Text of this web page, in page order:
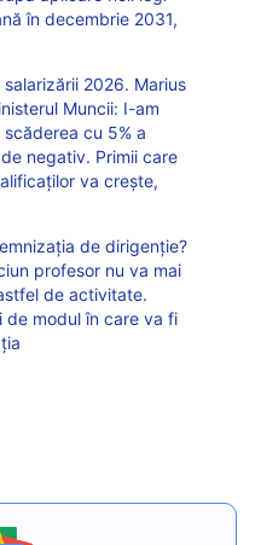
în decembrie 2031,
2026. Marius
Muncii: I-am
cu 5% a
negativ. Primii care
va crește,
de dirigenție?
profesor nu va mai
de activitate.
modul în care va fi